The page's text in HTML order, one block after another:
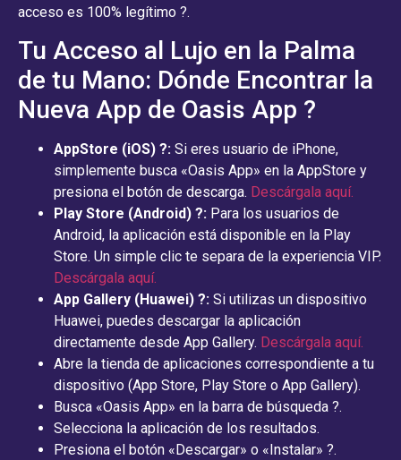
acceso es 100% legítimo ?.
Tu Acceso al Lujo en la Palma
de tu Mano: Dónde Encontrar la
Nueva App de Oasis App ?
AppStore (iOS) ?: Si eres usuario de iPhone,
simplemente busca «Oasis App» en la AppStore y
presiona el botón de descarga. Descárgala aquí.
Play Store (Android) ?: Para los usuarios de
Android, la aplicación está disponible en la Play
Store. Un simple clic te separa de la experiencia VIP.
Descárgala aquí.
App Gallery (Huawei) ?: Si utilizas un dispositivo
Huawei, puedes descargar la aplicación
directamente desde App Gallery. Descárgala aquí.
Abre la tienda de aplicaciones correspondiente a tu
dispositivo (App Store, Play Store o App Gallery).
Busca «Oasis App» en la barra de búsqueda ?.
Selecciona la aplicación de los resultados.
Presiona el botón «Descargar» o «Instalar» ?.